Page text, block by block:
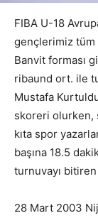
FIBA U-18
gençlerimiz tüm
Banvit forması
ribaund ort. ile
Mustafa
skoreri olurken,
kıta spor
başına 18.5
turnuvayı bitiren
28 Mart 2003